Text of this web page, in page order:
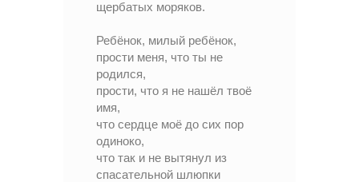
щербатых моряков.
Ребёнок, милый ребёнок,
прости меня, что ты не
родился,
прости, что я не нашёл твоё
имя,
что сердце моё до сих пор
одиноко,
что так и не вытянул из
спасательной шлюпки